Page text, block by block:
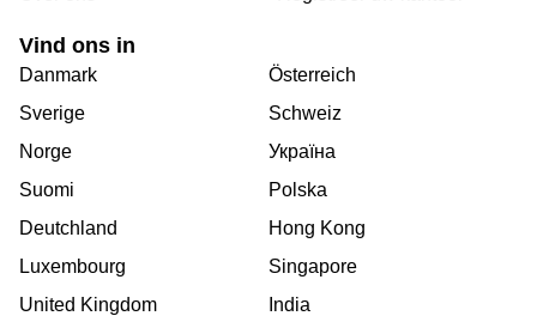
Vind ons in
Danmark
Sverige
Norge
Suomi
Deutchland
Luxembourg
United Kingdom
Österreich
Schweiz
Україна
Polska
Hong Kong
Singapore
India